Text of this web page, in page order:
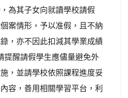
為其子女向就讀學校請假
案情形，予以准假，且不納
，亦不因此扣減其學業成績
提醒請假學生應儘量避免外
，並請學校依照課程進度妥
容，善用相關學習平台，利